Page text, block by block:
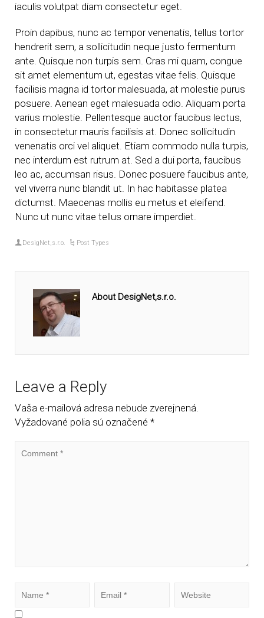
iaculis volutpat diam consectetur eget.
Proin dapibus, nunc ac tempor venenatis, tellus tortor
hendrerit sem, a sollicitudin neque justo fermentum
ante. Quisque non turpis sem. Cras mi quam, congue
sit amet elementum ut, egestas vitae felis. Quisque
facilisis magna id tortor malesuada, at molestie purus
posuere. Aenean eget malesuada odio. Aliquam porta
varius molestie. Pellentesque auctor faucibus lectus,
in consectetur mauris facilisis at. Donec sollicitudin
venenatis orci vel aliquet. Etiam commodo nulla turpis,
nec interdum est rutrum at. Sed a dui porta, faucibus
leo ac, accumsan risus. Donec posuere faucibus ante,
vel viverra nunc blandit ut. In hac habitasse platea
dictumst. Maecenas mollis eu metus et eleifend.
Nunc ut nunc vitae tellus ornare imperdiet.
DesigNet,s.r.o. Post Types
About DesigNet,s.r.o.
Leave a Reply
Vaša e-mailová adresa nebude zverejnená.
Vyžadované polia sú označené *